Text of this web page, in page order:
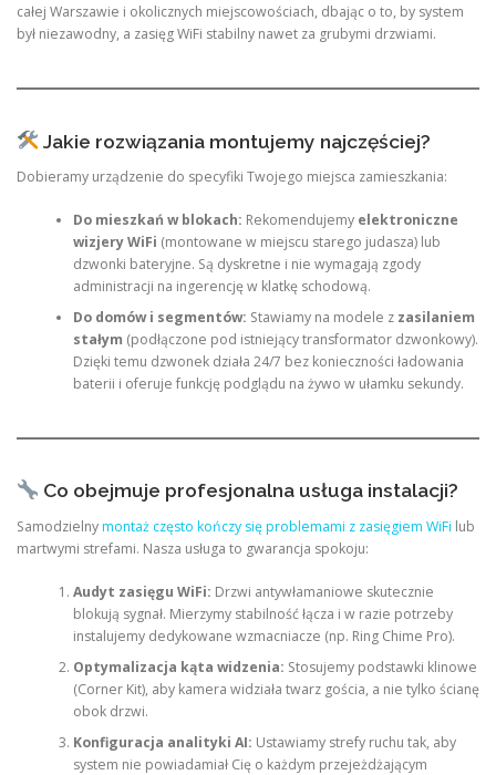
całej Warszawie i okolicznych miejscowościach, dbając o to, by system
był niezawodny, a zasięg WiFi stabilny nawet za grubymi drzwiami.
Jakie rozwiązania montujemy najczęściej?
Dobieramy urządzenie do specyfiki Twojego miejsca zamieszkania:
Do mieszkań w blokach: Rekomendujemy elektroniczne
wizjery WiFi (montowane w miejscu starego judasza) lub
dzwonki bateryjne. Są dyskretne i nie wymagają zgody
administracji na ingerencję w klatkę schodową.
Do domów i segmentów: Stawiamy na modele z zasilaniem
stałym (podłączone pod istniejący transformator dzwonkowy).
Dzięki temu dzwonek działa 24/7 bez konieczności ładowania
baterii i oferuje funkcję podglądu na żywo w ułamku sekundy.
Co obejmuje profesjonalna usługa instalacji?
Samodzielnymontaż często kończy się problemami z zasięgiem WiFi lub
martwymi strefami. Nasza usługa to gwarancja spokoju:
Audyt zasięgu WiFi: Drzwi antywłamaniowe skutecznie
blokują sygnał. Mierzymy stabilność łącza i w razie potrzeby
instalujemy dedykowane wzmacniacze (np. Ring Chime Pro).
Optymalizacja kąta widzenia: Stosujemy podstawki klinowe
(Corner Kit), aby kamera widziała twarz gościa, a nie tylko ścianę
obok drzwi.
Konfiguracja analityki AI: Ustawiamy strefy ruchu tak, aby
system nie powiadamiał Cię o każdym przejeżdżającym